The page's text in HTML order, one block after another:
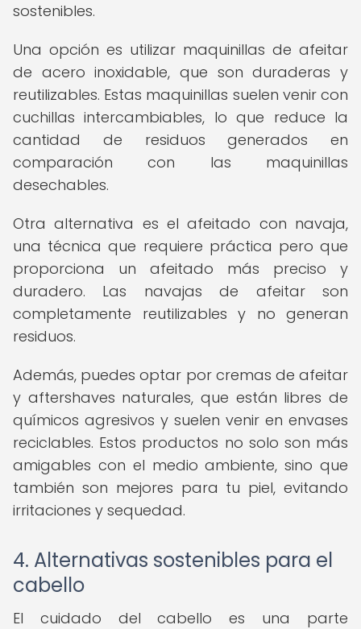
sostenibles.
Una opción es utilizar maquinillas de afeitar
de acero inoxidable, que son duraderas y
reutilizables. Estas maquinillas suelen venir con
cuchillas intercambiables, lo que reduce la
cantidad de residuos generados en
comparación con las maquinillas
desechables.
Otra alternativa es el afeitado con navaja,
una técnica que requiere práctica pero que
proporciona un afeitado más preciso y
duradero. Las navajas de afeitar son
completamente reutilizables y no generan
residuos.
Además, puedes optar por cremas de afeitar
y aftershaves naturales, que están libres de
químicos agresivos y suelen venir en envases
reciclables. Estos productos no solo son más
amigables con el medio ambiente, sino que
también son mejores para tu piel, evitando
irritaciones y sequedad.
4. Alternativas sostenibles para el
cabello
El cuidado del cabello es una parte